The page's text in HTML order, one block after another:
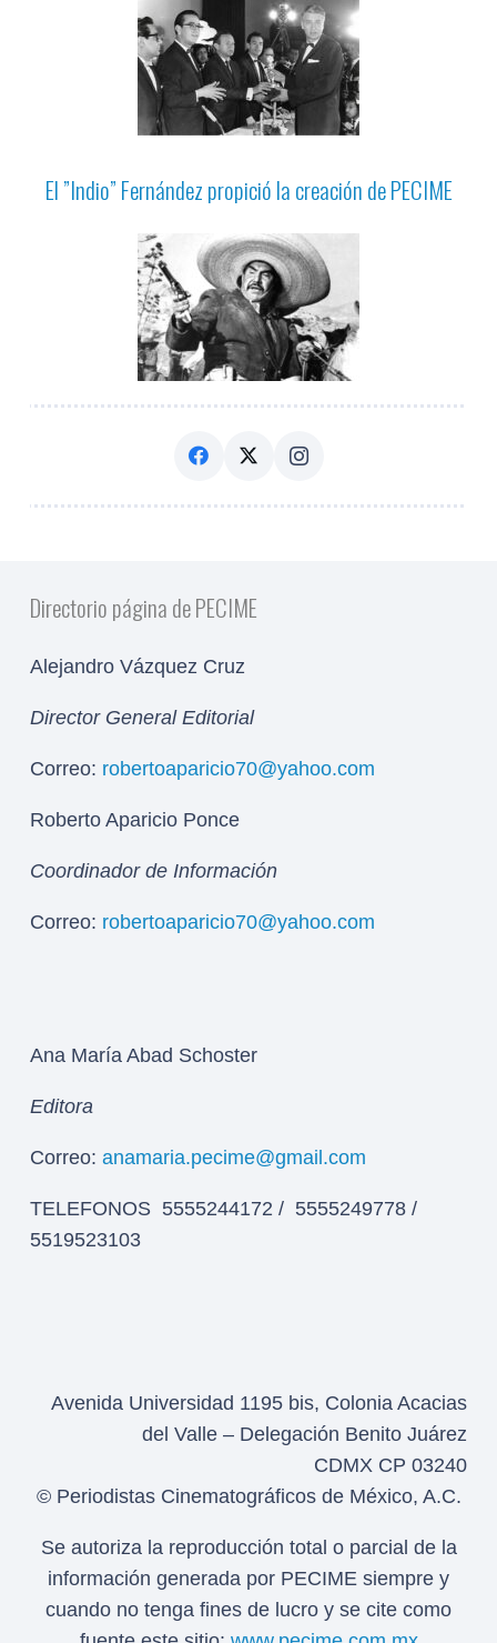
El ”Indio” Fernández propició la creación de PECIME
Directorio página de PECIME
Alejandro Vázquez Cruz
Director General Editorial
Correo: robertoaparicio70@yahoo.com
Roberto Aparicio Ponce
Coordinador de Información
Correo: robertoaparicio70@yahoo.com
Ana María Abad Schoster
Editora
Correo: anamaria.pecime@gmail.com
TELEFONOS 5555244172 / 5555249778 /
5519523103
Avenida Universidad 1195 bis, Colonia Acacias
del Valle – Delegación Benito Juárez
CDMX CP 03240
© Periodistas Cinematográficos de México, A.C.
Se autoriza la reproducción total o parcial de la
información generada por PECIME siempre y
cuando no tenga fines de lucro y se cite como